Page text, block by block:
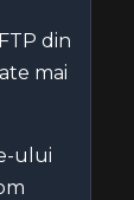
din
mai
ului